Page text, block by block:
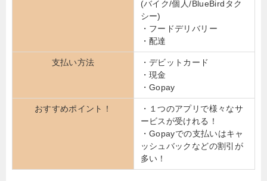
(バイク/個人/BlueBirdタク
シー)
・フードデリバリー
・配達
支払い方法
・デビットカード
・現金
・Gopay
おすすめポイント！
・１つのアプリで様々なサ
ービスが受けれる！
・Gopayでの支払いはキャ
ッシュバックなどの割引が
多い！